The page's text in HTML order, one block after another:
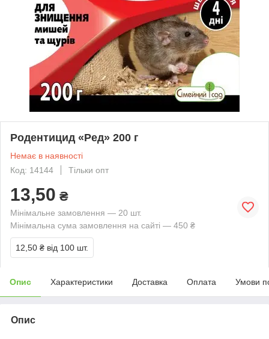
Родентицид «Ред» 200 г
Немає в наявності
Код: 14144
Тільки опт
13,50 ₴
Мінімальне замовлення — 20 шт.
Мінімальна сума замовлення на сайті — 450 ₴
12,50 ₴ від 100 шт.
Опис Характеристики Доставка Оплата Умови
Опис